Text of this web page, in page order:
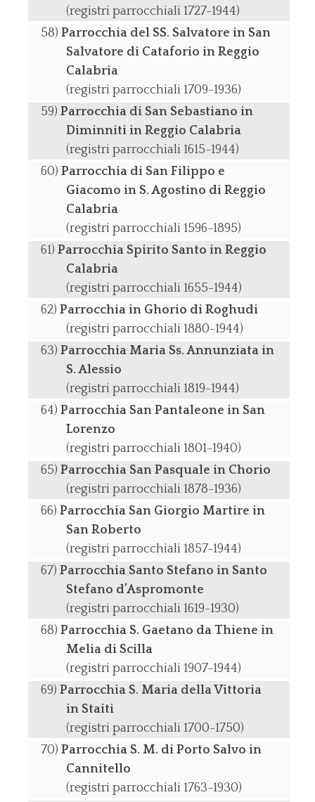
(registri parrocchiali 1727-1944)
Parrocchia del SS. Salvatore in San
Salvatore di Cataforio in Reggio
Calabria
(registri parrocchiali 1709-1936)
Parrocchia di San Sebastiano in
Diminniti in Reggio Calabria
(registri parrocchiali 1615-1944)
Parrocchia di San Filippo e
Giacomo in S. Agostino di Reggio
Calabria
(registri parrocchiali 1596-1895)
Parrocchia Spirito Santo in Reggio
Calabria
(registri parrocchiali 1655-1944)
Parrocchia in Ghorio di Roghudi
(registri parrocchiali 1880-1944)
Parrocchia Maria Ss. Annunziata in
S. Alessio
(registri parrocchiali 1819-1944)
Parrocchia San Pantaleone in San
Lorenzo
(registri parrocchiali 1801-1940)
Parrocchia San Pasquale in Chorio
(registri parrocchiali 1878-1936)
Parrocchia San Giorgio Martire in
San Roberto
(registri parrocchiali 1857-1944)
Parrocchia Santo Stefano in Santo
Stefano d’Aspromonte
(registri parrocchiali 1619-1930)
Parrocchia S. Gaetano da Thiene in
Melia di Scilla
(registri parrocchiali 1907-1944)
Parrocchia S. Maria della Vittoria
in Staiti
(registri parrocchiali 1700-1750)
Parrocchia S. M. di Porto Salvo in
Cannitello
(registri parrocchiali 1763-1930)